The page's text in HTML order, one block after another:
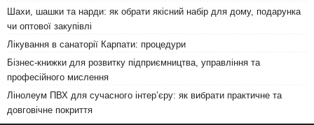
Шахи, шашки та нарди: як обрати якісний набір для дому, подарунка
чи оптової закупівлі
Лікування в санаторії Карпати: процедури
Бізнес-книжки для розвитку підприємництва, управління та
професійного мислення
Лінолеум ПВХ для сучасного інтер’єру: як вибрати практичне та
довговічне покриття